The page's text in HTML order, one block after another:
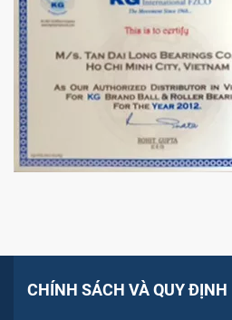
CHÍNH SÁCH VÀ QUY ĐỊNH